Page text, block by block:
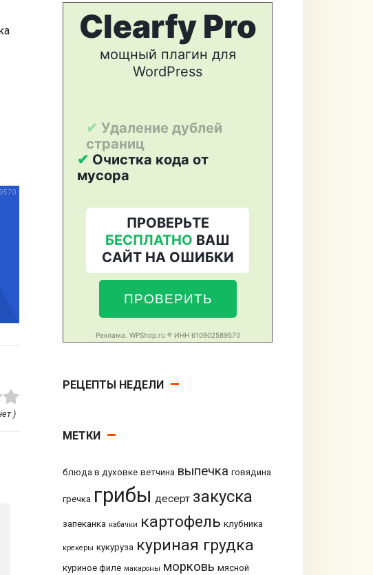
)
РЕЦЕПТЫ НЕДЕЛИ
МЕТКИ
блюда в духовке ветчина выпечка говядина
гречка грибы десерт закуска
запеканка кабачки картофель клубника
крекеры кукуруза куриная грудка
куриное филе макароны морковь мясной